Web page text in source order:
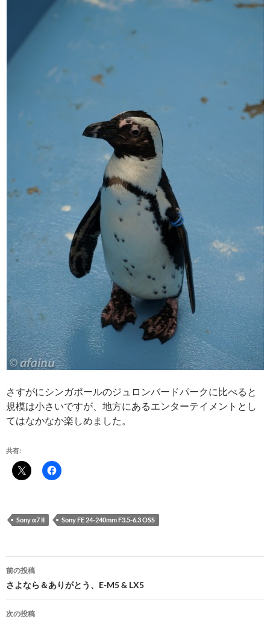
さすがにシンガポールのジュロンバードパークに比べると
規模は小さいですが、地方にあるエンターテイメントとし
てはなかなか楽しめました。
共有:
Sony α7 II Sony FE 24-240mm F3.5-6.3 OSS
投
稿
ナ
前の投稿
さよなら＆ありがとう、E-M5 & LX5
次の投稿